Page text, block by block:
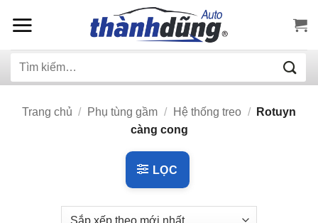
qua
dung
Tìm
Trang chủ / Phụ tùng gầm / Hệ thống treo /
Rotuyn
càng cong
LỌC